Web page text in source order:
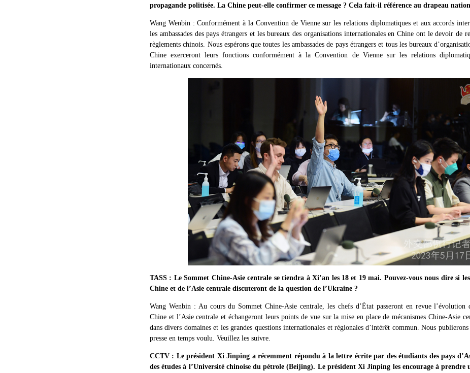
propagande politisée. La Chine peut-elle confirmer ce message ? Cela fait-il référence au drapeau
Wang Wenbin : Conformément à la Convention de Vienne sur les relations diplomatiques et aux accords
les ambassades des pays étrangers et les bureaux des organisations internationales en Chine ont le devoir de
règlements chinois. Nous espérons que toutes les ambassades de pays étrangers et tous les bureaux
Chine exerceront leurs fonctions conformément à la Convention de Vienne sur les relations
internationaux concernés.
TASS : Le Sommet Chine-Asie centrale se tiendra à Xi’an les 18 et 19 mai. Pouvez-vous nous dire si
Chine et de l’Asie centrale discuteront de la question de l’Ukraine ?
Wang Wenbin : Au cours du Sommet Chine-Asie centrale, les chefs d’État passeront en revue l’évolution
Chine et l’Asie centrale et échangeront leurs points de vue sur la mise en place de mécanismes Chine-Asie
dans divers domaines et les grandes questions internationales et régionales d’intérêt commun. Nous
presse en temps voulu. Veuillez les suivre.
CCTV : Le président Xi Jinping a récemment répondu à la lettre écrite par des étudiants des pays
des études à l’Université chinoise du pétrole (Beijing). Le président Xi Jinping les encourage à prendre